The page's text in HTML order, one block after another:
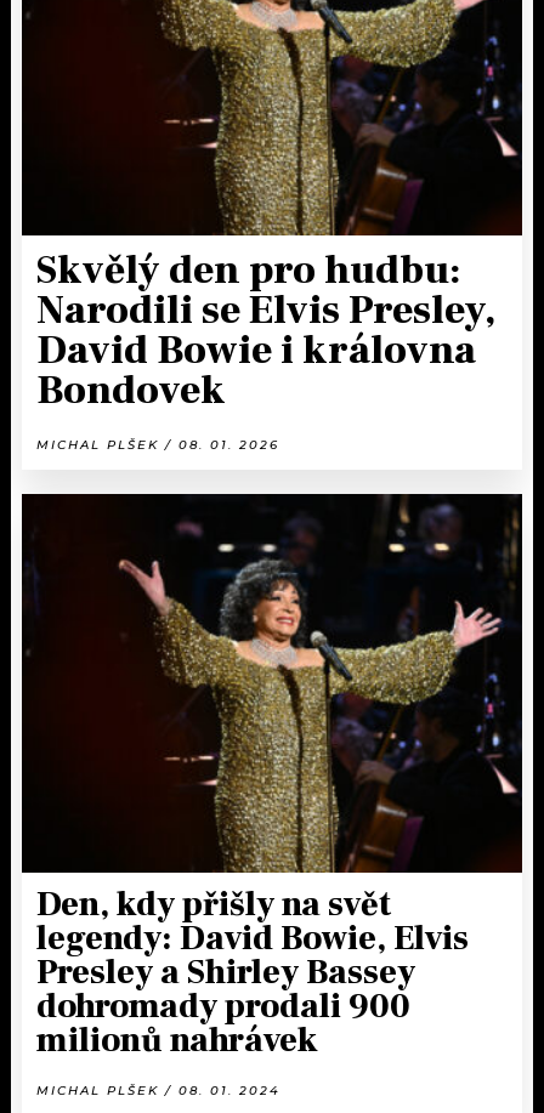
MIX
OSTATNÍ
Skvělý den pro hudbu:
Narodili se Elvis Presley,
David Bowie i královna
Bondovek
MICHAL PLŠEK / 08. 01. 2026
Den, kdy přišly na svět
legendy: David Bowie, Elvis
Presley a Shirley Bassey
dohromady prodali 900
milionů nahrávek
MICHAL PLŠEK / 08. 01. 2024